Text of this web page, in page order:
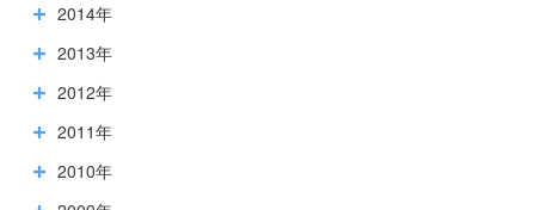
2014年
2013年
2012年
2011年
2010年